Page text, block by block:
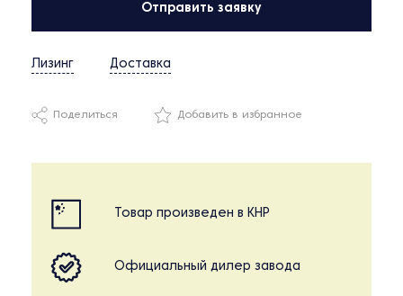
Отправить заявку
Лизинг Доставка
Поделиться Добавить в избранное
Товар произведен в КНР
Официальный дилер завода